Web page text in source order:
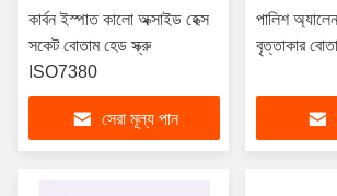
কার্বন ইস্পাত কালো অক্সাইড হেক্স
সকেট বোতাম হেড স্ক্রু
ISO7380
সেরা মূল্য পান
পালিশ
বৃত্তাকার